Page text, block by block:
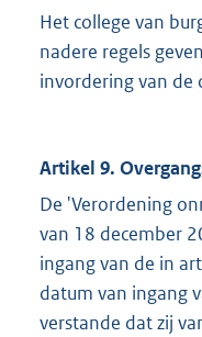
Het college van
nadere regels
invordering van de
Artikel 9.
De 'Verordening
van 18 december
ingang van de in
datum van ingang
verstande dat zij